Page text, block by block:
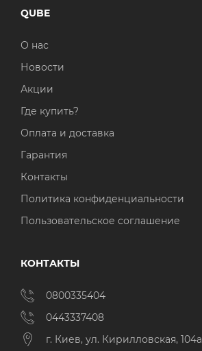
QUBE
О нас
Новости
Акции
Где купить?
Оплата и доставка
Гарантия
Контакты
Политика конфиденциальности
Пользовательское соглашение
КОНТАКТЫ
0800335404
0443337408
г. Киев, ул. Кирилловская, 104а